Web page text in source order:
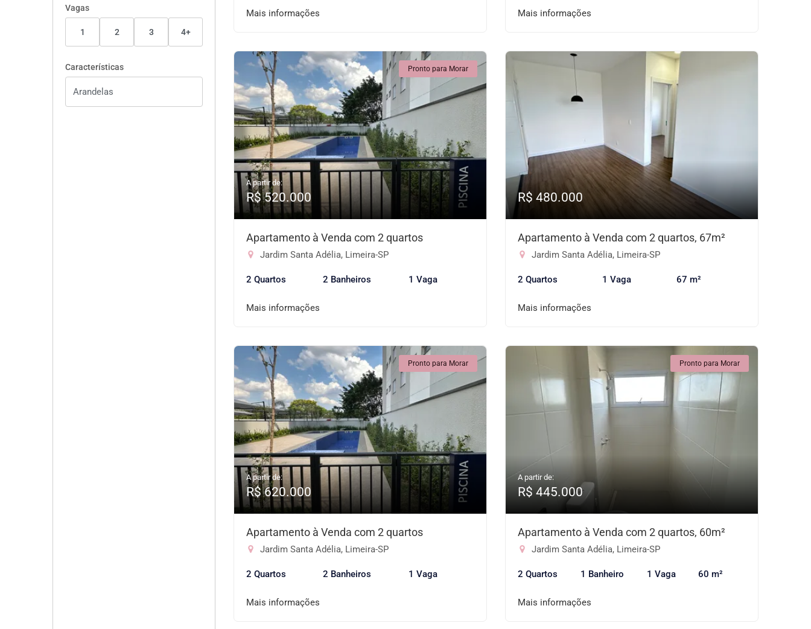
Vagas
1 2 3 4+
Características
Mais informações Mais informações
Pronto para Morar
A partir de:
R$ 520.000
Apartamento à Venda com 2 quartos
Jardim Santa Adélia, Limeira-SP
2 Quartos 2 Banheiros 1 Vaga
Mais informações
R$ 480.000
Apartamento à Venda com 2 quartos, 67m²
Jardim Santa Adélia, Limeira-SP
2 Quartos 1 Vaga 67 m²
Mais informações
Pronto para Morar
A partir de:
R$ 620.000
Apartamento à Venda com 2 quartos
Jardim Santa Adélia, Limeira-SP
2 Quartos 2 Banheiros 1 Vaga
Mais informações
Pronto para Morar
A partir de:
R$ 445.000
Apartamento à Venda com 2 quartos, 60m²
Jardim Santa Adélia, Limeira-SP
2 Quartos 1 Banheiro 1 Vaga 60 m²
Mais informações